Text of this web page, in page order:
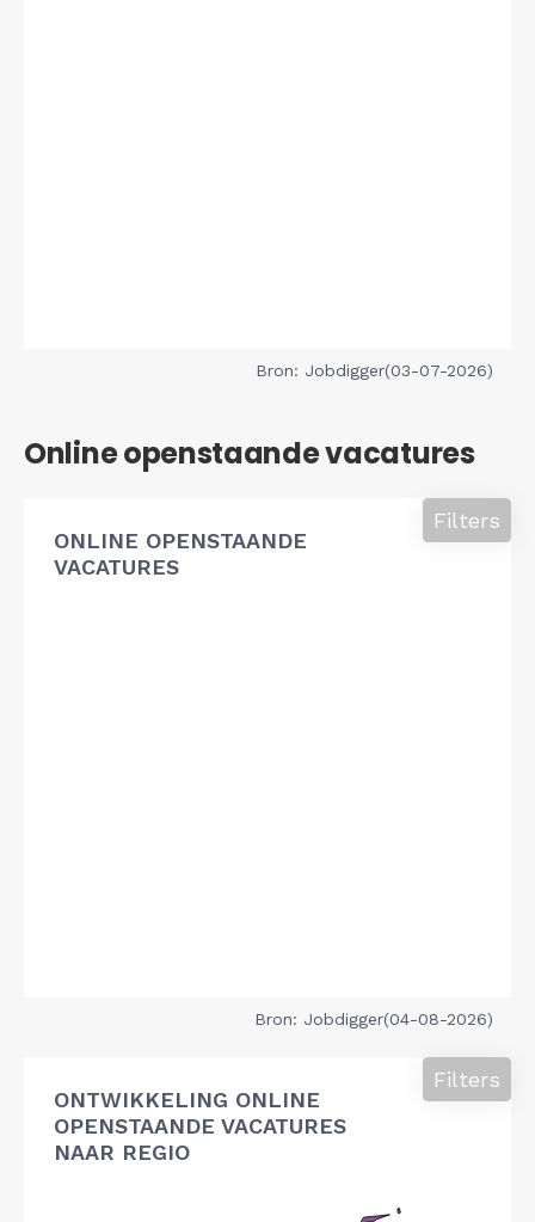
Bron: Jobdigger(03-07-2026)
Online openstaande vacatures
ONLINE OPENSTAANDE
VACATURES
Filters
Bron: Jobdigger(04-08-2026)
ONTWIKKELING ONLINE
OPENSTAANDE VACATURES
NAAR REGIO
Filters